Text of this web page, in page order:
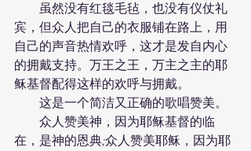
虽然没有红毯毛毡，也没有仪仗礼
宾，但众人把自己的衣服铺在路上，用
自己的声音热情欢呼，这才是发自内心
的拥戴支持。万王之王，万主之主的耶
稣基督配得这样的欢呼与拥戴。
这是一个简洁又正确的歌唱赞美。
众人赞美神，因为耶稣基督的临
在，是神的恩典;众人赞美耶稣，因为耶